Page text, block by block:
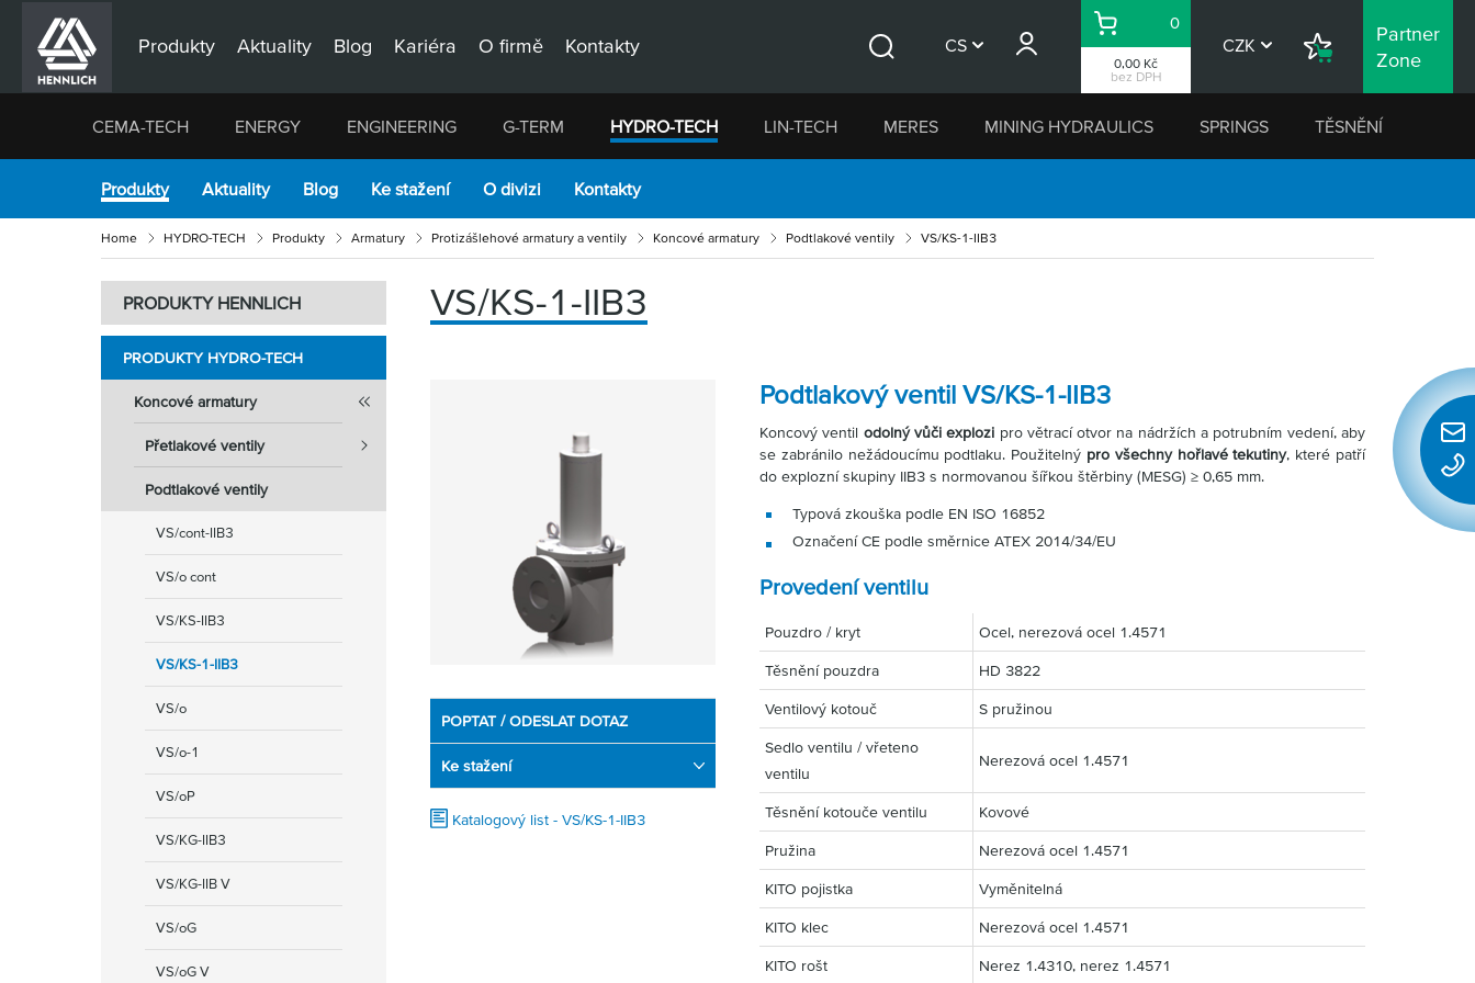
Produkty Aktuality Blog Kariéra O firmě Kontakty CS
0,00 Kč
bez DPH
Košík
0
CZK
Nákupní
Partner
Zone
CEMA-TECH ENERGY ENGINEERING G-TERM HYDRO-TECH LIN-TECH MERES MINING HYDRAULICS SPRINGS TĚSNĚNÍ
Produkty Aktuality Blog Ke stažení O divizi Kontakty
Home HYDRO-TECH Produkty Armatury Protizášlehové armatury a ventily Koncové armatury Podtlakové ventily VS/KS-1-IIB3
PRODUKTY HENNLICH
PRODUKTY HYDRO-TECH
Koncové armatury
Přetlakové ventily
Podtlakové ventily
VS/cont-IIB3
VS/o cont
VS/KS-IIB3
VS/KS-1-IIB3
VS/o
VS/o-1
VS/oP
VS/KG-IIB3
VS/KG-IIB V
VS/oG
VS/oG V
VS/KS-1-IIB3
POPTAT / ODESLAT DOTAZ
Ke stažení
Katalogový list - VS/KS-1-IIB3
Podtlakový ventil VS/KS-1-IIB3
Koncový ventil odolný vůči explozi pro větrací otvor na nádržích a potrubním vedení, aby
se zabránilo nežádoucímu podtlaku. Použitelný pro všechny hořlavé tekutiny, které patří
do explozní skupiny IIB3 s normovanou šířkou štěrbiny (MESG) ≥ 0,65 mm.
Typová zkouška podle EN ISO 16852
Označení CE podle směrnice ATEX 2014/34/EU
Provedení ventilu
Pouzdro / kryt Ocel, nerezová ocel 1.4571
Těsnění pouzdra HD 3822
Ventilový kotouč S pružinou
Sedlo ventilu / vřeteno
ventilu
Nerezová ocel 1.4571
Těsnění kotouče ventilu Kovové
Pružina Nerezová ocel 1.4571
KITO pojistka Vyměnitelná
KITO klec Nerezová ocel 1.4571
KITO rošt Nerez 1.4310, nerez 1.4571